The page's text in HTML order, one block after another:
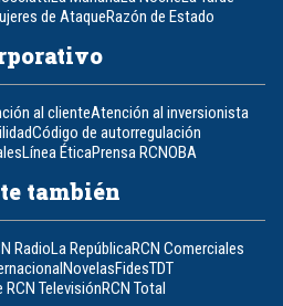
de AtaqueRazón de Estado
al clienteAtención al inversionista
Código de autorregulación
Línea ÉticaPrensa RCNOBA
también
RadioLa RepúblicaRCN Comerciales
NovelasFidesTDT
TelevisiónRCN Total